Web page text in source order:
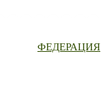
ФЕДЕРАЦИЯ